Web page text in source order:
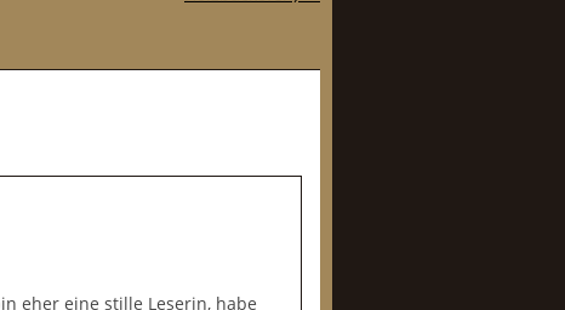
eher eine stille Leserin, habe